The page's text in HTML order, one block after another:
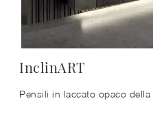
InclinART